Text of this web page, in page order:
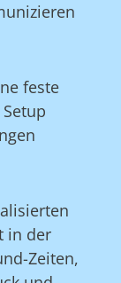
feste
in der
Zeiten,